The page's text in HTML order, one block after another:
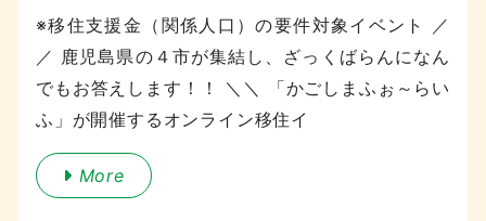
※移住支援金（関係人口）の要件対象イベント ／
／ 鹿児島県の４市が集結し、ざっくばらんになん
でもお答えします！！ ＼＼ 「かごしまふぉ～らい
ふ」が開催するオンライン移住イ
More